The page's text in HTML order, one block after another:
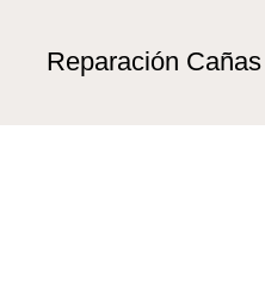
Reparación